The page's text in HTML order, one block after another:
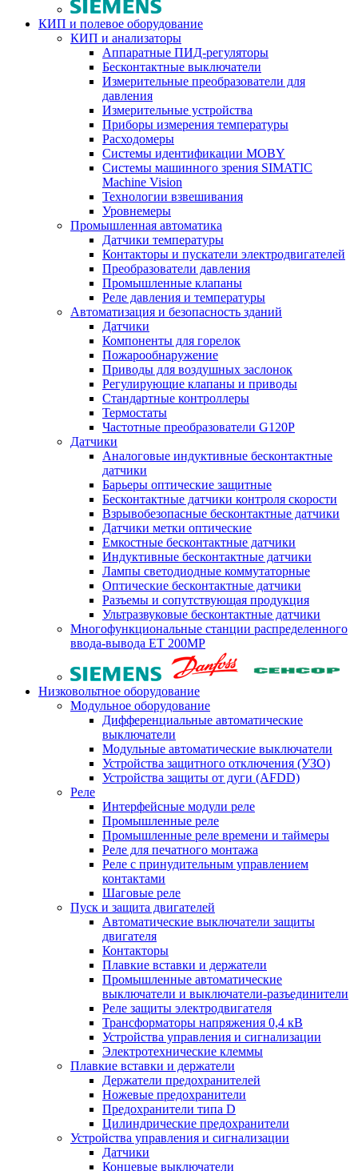
КИП и полевое оборудование
КИП и анализаторы
Аппаратные ПИД-регуляторы
Бесконтактные выключатели
Измерительные преобразователи для
давления
Измерительные устройства
Приборы измерения температуры
Расходомеры
Системы идентификации MOBY
Системы машинного зрения SIMATIC
Machine Vision
Технологии взвешивания
Уровнемеры
Промышленная автоматика
Датчики температуры
Контакторы и пускатели электродвигателей
Преобразователи давления
Промышленные клапаны
Реле давления и температуры
Автоматизация и безопасность зданий
Датчики
Компоненты для горелок
Пожарообнаружение
Приводы для воздушных заслонок
Регулирующие клапаны и приводы
Стандартные контроллеры
Термостаты
Частотные преобразователи G120P
Датчики
Аналоговые индуктивные бесконтактные
датчики
Барьеры оптические защитные
Бесконтактные датчики контроля скорости
Взрывобезопасные бесконтактные датчики
Датчики метки оптические
Емкостные бесконтактные датчики
Индуктивные бесконтактные датчики
Лампы светодиодные коммутаторные
Оптические бесконтактные датчики
Разъемы и сопутствующая продукция
Ультразвуковые бесконтактные датчики
Многофункциональные станции распределенного
ввода-вывода ET 200MP
Низковольтное оборудование
Модульное оборудование
Дифференциальные автоматические
выключатели
Модульные автоматические выключатели
Устройства защитного отключения (УЗО)
Устройства защиты от дуги (AFDD)
Реле
Интерфейсные модули реле
Промышленные реле
Промышленные реле времени и таймеры
Реле для печатного монтажа
Реле с принудительным управлением
контактами
Шаговые реле
Пуск и защита двигателей
Автоматические выключатели защиты
двигателя
Контакторы
Плавкие вставки и держатели
Промышленные автоматические
выключатели и выключатели-разъединители
Реле защиты электродвигателя
Трансформаторы напряжения 0,4 кВ
Устройства управления и сигнализации
Электротехнические клеммы
Плавкие вставки и держатели
Держатели предохранителей
Ножевые предохранители
Предохранители типа D
Цилиндрические предохранители
Устройства управления и сигнализации
Датчики
Концевые выключатели